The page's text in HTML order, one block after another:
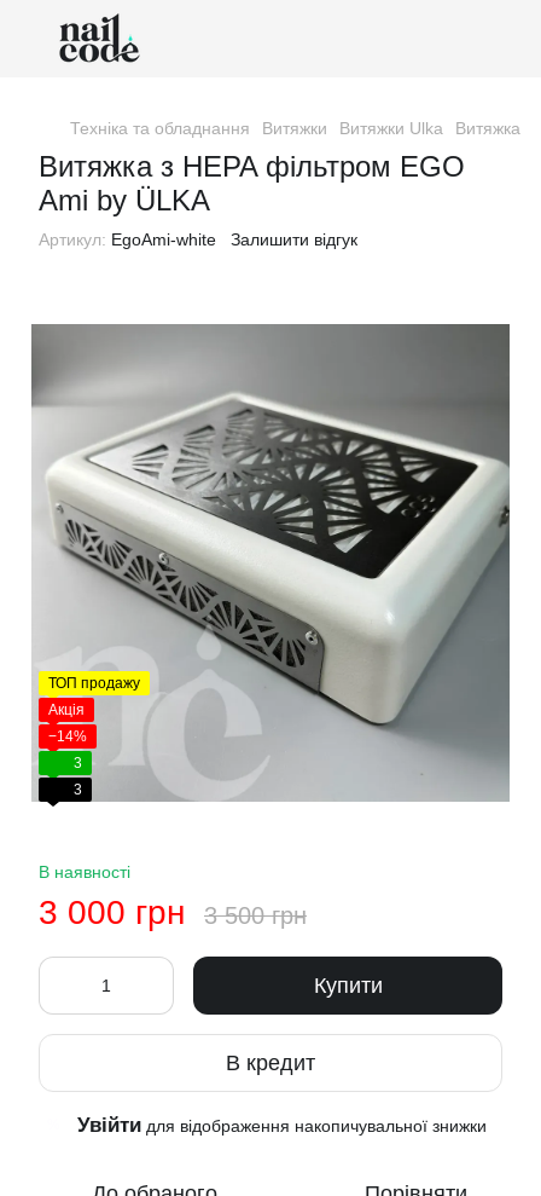
Техніка та обладнання Витяжки Витяжки Ulka Витяжка з
Витяжка з HEPA фільтром EGO
Ami by ÜLKA
Артикул: EgoAmi-white Залишити відгук
ТОП продажу
Акція
−14%
3
3
В наявності
3 000 грн 3 500 грн
Купити
В кредит
Увійти для відображення накопичувальної знижки